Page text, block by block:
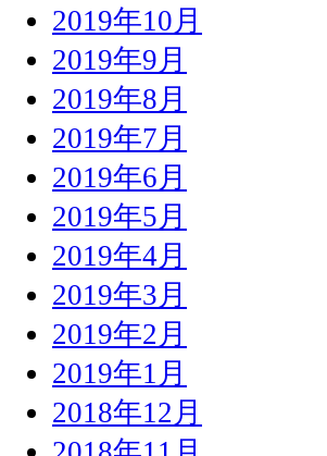
2019年10月
2019年9月
2019年8月
2019年7月
2019年6月
2019年5月
2019年4月
2019年3月
2019年2月
2019年1月
2018年12月